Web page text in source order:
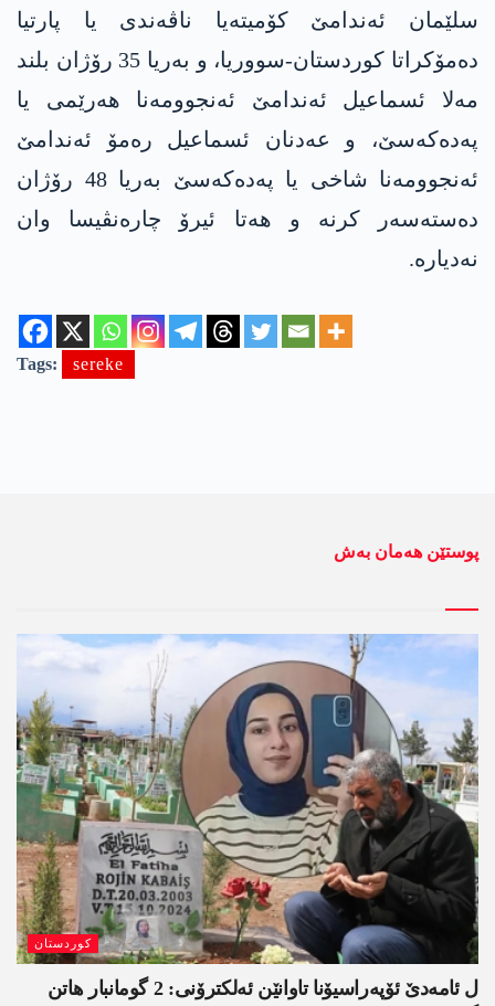
سلێمان ئەندامێ کۆمیتەیا ناڤەندی یا پارتیا
دەمۆکراتا کوردستان-سووریا، و بەریا 35 رۆژان بلند
مەلا ئسماعیل ئەندامێ ئەنجوومەنا هەرێمی یا
په‌ده‌كه‌سێ، و عەدنان ئسماعیل رەمۆ ئەندامێ
ئەنجوومەنا شاخی یا په‌ده‌كه‌سێ بەریا 48 رۆژان
دەستەسەر کرنە و هەتا ئیرۆ چارەنڤیسا وان
نەدیارە.
Tags: sereke
پوستێن ھەمان بەش
کوردستان
ل ئامەدێ ئۆپەراسیۆنا تاوانێن ئەلکترۆنی: 2 گومانبار ھاتن